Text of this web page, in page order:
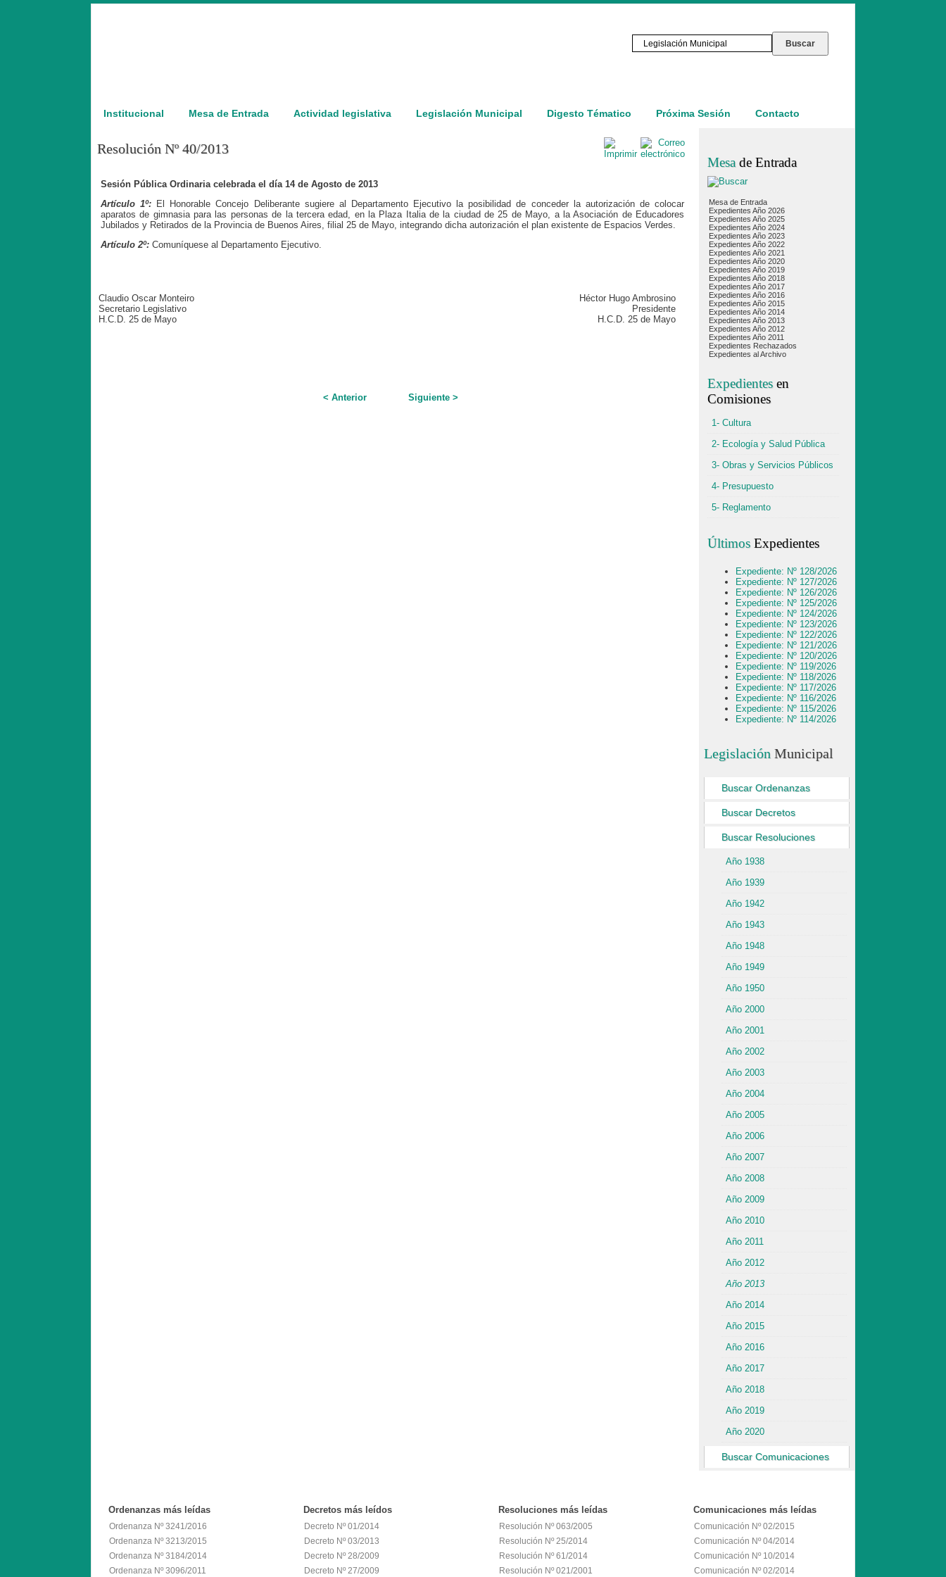
Institucional Mesa de Entrada Actividad legislativa Legislación Municipal Digesto Tématico Próxima Sesión Contacto
Resolución Nº 40/2013
Sesión Pública Ordinaria celebrada el día 14 de Agosto de 2013
Artículo 1º: El Honorable Concejo Deliberante sugiere al Departamento Ejecutivo la posibilidad de conceder la autorización de colocar
aparatos de gimnasia para las personas de la tercera edad, en la Plaza Italia de la ciudad de 25 de Mayo, a la Asociación de Educadores
Jubilados y Retirados de la Provincia de Buenos Aires, filial 25 de Mayo, integrando dicha autorización el plan existente de Espacios Verdes.
Artículo 2º: Comuníquese al Departamento Ejecutivo.
Claudio Oscar Monteiro
Secretario Legislativo
H.C.D. 25 de Mayo
Héctor Hugo Ambrosino
Presidente
H.C.D. 25 de Mayo
< Anterior Siguiente >
Mesa de Entrada
Mesa de Entrada
Expedientes Año 2026
Expedientes Año 2025
Expedientes Año 2024
Expedientes Año 2023
Expedientes Año 2022
Expedientes Año 2021
Expedientes Año 2020
Expedientes Año 2019
Expedientes Año 2018
Expedientes Año 2017
Expedientes Año 2016
Expedientes Año 2015
Expedientes Año 2014
Expedientes Año 2013
Expedientes Año 2012
Expedientes Año 2011
Expedientes Rechazados
Expedientes al Archivo
Expedientesen
Comisiones
1- Cultura
2- Ecología y Salud Pública
3- Obras y Servicios Públicos
4- Presupuesto
5- Reglamento
ÚltimosExpedientes
Expediente: Nº 128/2026
Expediente: Nº 127/2026
Expediente: Nº 126/2026
Expediente: Nº 125/2026
Expediente: Nº 124/2026
Expediente: Nº 123/2026
Expediente: Nº 122/2026
Expediente: Nº 121/2026
Expediente: Nº 120/2026
Expediente: Nº 119/2026
Expediente: Nº 118/2026
Expediente: Nº 117/2026
Expediente: Nº 116/2026
Expediente: Nº 115/2026
Expediente: Nº 114/2026
Legislación Municipal
Buscar Ordenanzas
Buscar Decretos
Buscar Resoluciones
Año 1938
Año 1939
Año 1942
Año 1943
Año 1948
Año 1949
Año 1950
Año 2000
Año 2001
Año 2002
Año 2003
Año 2004
Año 2005
Año 2006
Año 2007
Año 2008
Año 2009
Año 2010
Año 2011
Año 2012
Año 2013
Año 2014
Año 2015
Año 2016
Año 2017
Año 2018
Año 2019
Año 2020
Buscar Comunicaciones
Ordenanzas más leídas
Ordenanza Nº 3241/2016
Ordenanza Nº 3213/2015
Ordenanza Nº 3184/2014
Ordenanza Nº 3096/2011
Decretos más leídos
Decreto Nº 01/2014
Decreto Nº 03/2013
Decreto Nº 28/2009
Decreto Nº 27/2009
Resoluciones más leídas
Resolución Nº 063/2005
Resolución Nº 25/2014
Resolución Nº 61/2014
Resolución Nº 021/2001
Comunicaciones más leídas
Comunicación Nº 02/2015
Comunicación Nº 04/2014
Comunicación Nº 10/2014
Comunicación Nº 02/2014